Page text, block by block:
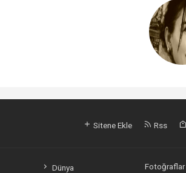
Sitene Ekle Rss
Dünya Fotoğraflar